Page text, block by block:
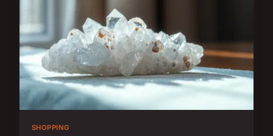
SHOPPING